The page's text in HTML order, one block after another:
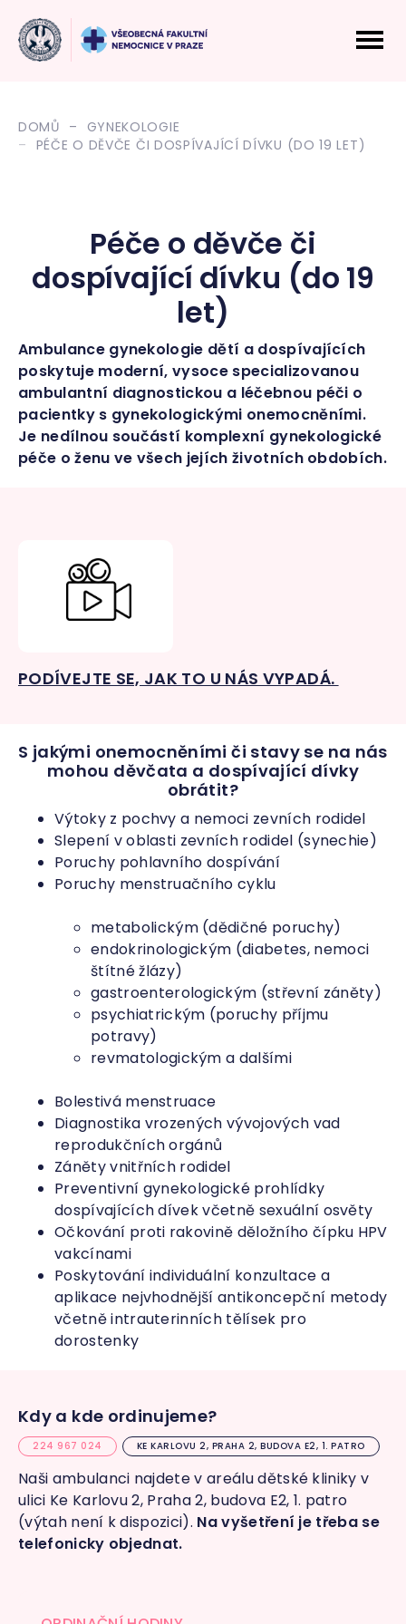
DOMŮ
GYNEKOLOGIE
PÉČE O DĚVČE ČI DOSPÍVAJÍCÍ DÍVKU (DO 19 LET)
Péče o děvče či
dospívající dívku (do 19
let)
Ambulance gynekologie dětí a dospívajících
poskytuje moderní, vysoce specializovanou
ambulantní diagnostickou a léčebnou péči o
pacientky s gynekologickými onemocněními.
Je nedílnou součástí komplexní gynekologické
péče o ženu ve všech jejích životních obdobích.
PODÍVEJTE SE, JAK TO U NÁS VYPADÁ.
S jakými onemocněními či stavy se na nás
mohou děvčata a dospívající dívky
obrátit?
Výtoky z pochvy a nemoci zevních rodidel
Slepení v oblasti zevních rodidel (synechie)
Poruchy pohlavního dospívání
Poruchy menstruačního cyklu
metabolickým (dědičné poruchy)
endokrinologickým (diabetes, nemoci
štítné žlázy)
gastroenterologickým (střevní záněty)
psychiatrickým (poruchy příjmu
potravy)
revmatologickým a dalšími
Bolestivá menstruace
Diagnostika vrozených vývojových vad
reprodukčních orgánů
Záněty vnitřních rodidel
Preventivní gynekologické prohlídky
dospívajících dívek včetně sexuální osvěty
Očkování proti rakovině děložního čípku HPV
vakcínami
Poskytování individuální konzultace a
aplikace nejvhodnější antikoncepční metody
včetně intrauterinních tělísek pro
dorostenky
Kdy a kde ordinujeme?
224 967 024 KE KARLOVU 2, PRAHA 2, BUDOVA E2, 1. PATRO
Naši ambulanci najdete v areálu dětské kliniky v
ulici Ke Karlovu 2, Praha 2, budova E2, 1. patro
(výtah není k dispozici). Na vyšetření je třeba se
telefonicky objednat.